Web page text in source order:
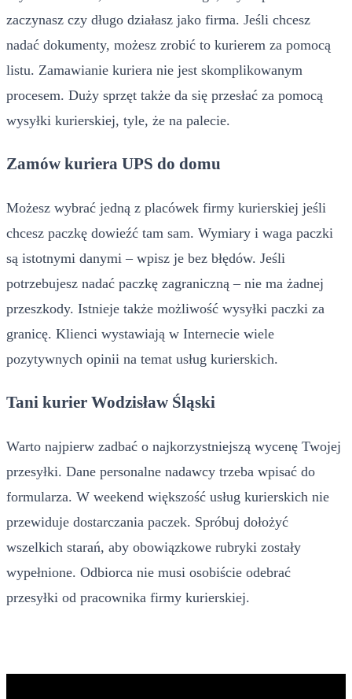
zaczynasz czy długo działasz jako firma. Jeśli chcesz
nadać dokumenty, możesz zrobić to kurierem za pomocą
listu. Zamawianie kuriera nie jest skomplikowanym
procesem. Duży sprzęt także da się przesłać za pomocą
wysyłki kurierskiej, tyle, że na palecie.
Zamów kuriera UPS do domu
Możesz wybrać jedną z placówek firmy kurierskiej jeśli
chcesz paczkę dowieźć tam sam. Wymiary i waga paczki
są istotnymi danymi – wpisz je bez błędów. Jeśli
potrzebujesz nadać paczkę zagraniczną – nie ma żadnej
przeszkody. Istnieje także możliwość wysyłki paczki za
granicę. Klienci wystawiają w Internecie wiele
pozytywnych opinii na temat usług kurierskich.
Tani kurier Wodzisław Śląski
Warto najpierw zadbać o najkorzystniejszą wycenę Twojej
przesyłki. Dane personalne nadawcy trzeba wpisać do
formularza. W weekend większość usług kurierskich nie
przewiduje dostarczania paczek. Spróbuj dołożyć
wszelkich starań, aby obowiązkowe rubryki zostały
wypełnione. Odbiorca nie musi osobiście odebrać
przesyłki od pracownika firmy kurierskiej.